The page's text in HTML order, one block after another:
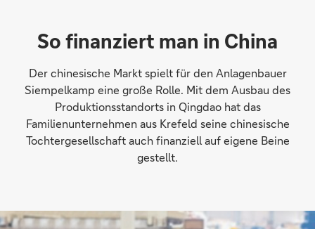
So finanziert man in China
Der chinesische Markt spielt für den Anlagenbauer
Siempelkamp eine große Rolle. Mit dem Ausbau des
Produktionsstandorts in Qingdao hat das
Familienunternehmen aus Krefeld seine chinesische
Tochtergesellschaft auch finanziell auf eigene Beine
gestellt.